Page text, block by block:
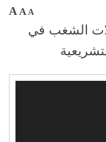
A A A
الشغب في